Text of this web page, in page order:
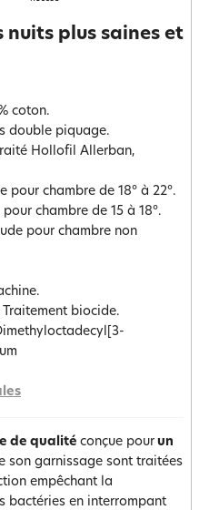
nuits plus saines et
coton.
double piquage.
Hollofil Allerban,
pour chambre de 18° à 22°.
chambre de 15 à 18°.
pour chambre non
biocide.
de qualité conçue pour un
son garnissage sont traitées
empêchant la
bactéries en interrompant